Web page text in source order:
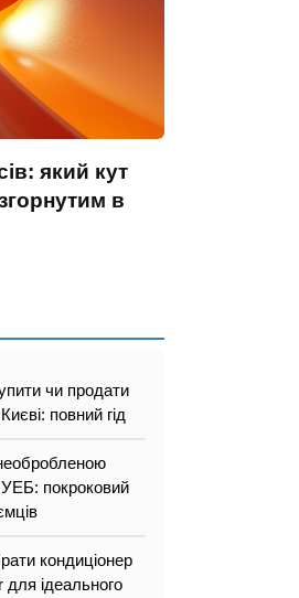
який кут
в
чи продати
повний гід
покроковий
кондиціонер
ідеального